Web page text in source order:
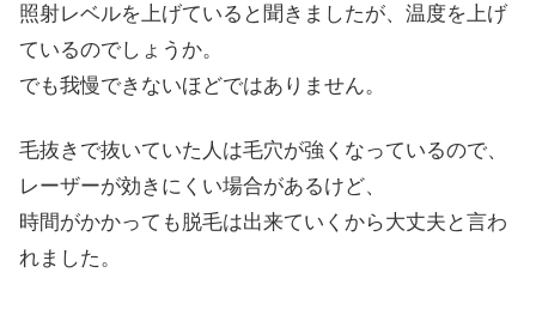
照射レベルを上げていると聞きましたが、温度を上げ
ているのでしょうか。
でも我慢できないほどではありません。
毛抜きで抜いていた人は毛穴が強くなっているので、
レーザーが効きにくい場合があるけど、
時間がかかっても脱毛は出来ていくから大丈夫と言わ
れました。